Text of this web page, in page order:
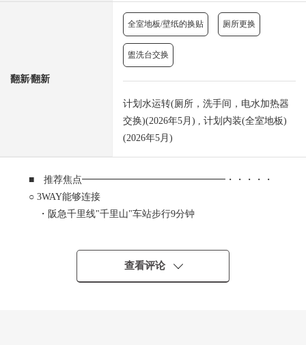
翻新⁄翻新
全室地板/壁纸的换贴 厕所更换
盥洗台交换
计划水运转(厕所，洗手间，电水加热器
交换)(2026年5月) , 计划内装(全室地板)
(2026年5月)
■ 推荐焦点━━━━━━━━━━━━━━━・・・・・
○ 3WAY能够连接
・阪急千里线"千里山"车站步行9分钟
・北大阪急行南北线"绿地公园"车站步行26分钟
○ 有67.20平米、3LDK的舒适的房型
○ 客厅能瞭望的柜台厨房
查看评论